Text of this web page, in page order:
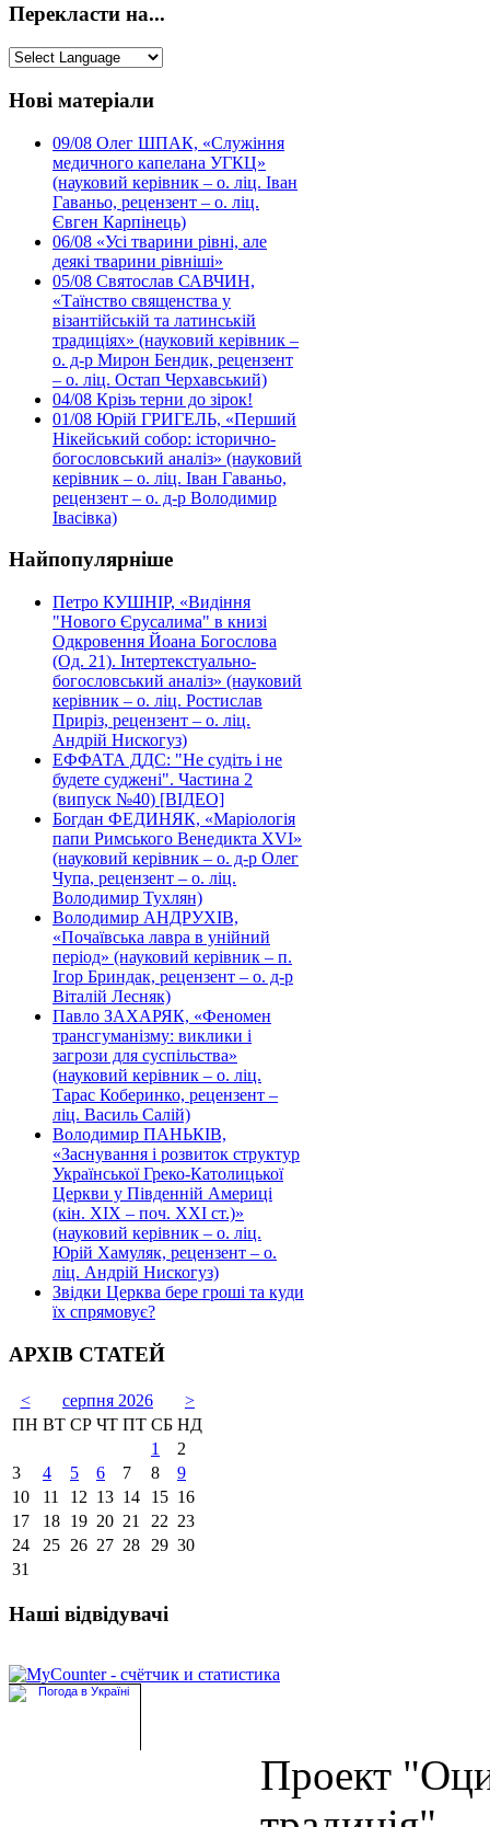
Перекласти на...
Нові матеріали
09/08 Олег ШПАК, «Служіння
медичного капелана УГКЦ»
(науковий керівник – о. ліц. Іван
Гаваньо, рецензент – о. ліц.
Євген Карпінець)
06/08 «Усі тварини рівні, але
деякі тварини рівніші»
05/08 Святослав САВЧИН,
«Таїнство священства у
візантійській та латинській
традиціях» (науковий керівник –
о. д-р Мирон Бендик, рецензент
– о. ліц. Остап Черхавський)
04/08 Крізь терни до зірок!
01/08 Юрій ГРИГЕЛЬ, «Перший
Нікейський собор: історично-
богословський аналіз» (науковий
керівник – о. ліц. Іван Гаваньо,
рецензент – о. д-р Володимир
Івасівка)
Найпопулярніше
Петро КУШНІР, «Видіння
"Нового Єрусалима" в книзі
Одкровення Йоана Богослова
(Од. 21). Інтертекстуально-
богословський аналіз» (науковий
керівник – о. ліц. Ростислав
Приріз, рецензент – о. ліц.
Андрій Нискогуз)
ЕФФАТА ДДС: "Не судіть і не
будете суджені". Частина 2
(випуск №40) [ВІДЕО]
Богдан ФЕДИНЯК, «Маріологія
папи Римського Венедикта XVI»
(науковий керівник – о. д-р Олег
Чупа, рецензент – о. ліц.
Володимир Тухлян)
Володимир АНДРУХІВ,
«Почаївська лавра в унійний
період» (науковий керівник – п.
Ігор Бриндак, рецензент – о. д-р
Віталій Лесняк)
Павло ЗАХАРЯК, «Феномен
трансгуманізму: виклики і
загрози для суспільства»
(науковий керівник – о. ліц.
Тарас Коберинко, рецензент –
ліц. Василь Салій)
Володимир ПАНЬКІВ,
«Заснування і розвиток структур
Української Греко-Католицької
Церкви у Південній Америці
(кін. ХІХ – поч. ХХІ ст.)»
(науковий керівник – о. ліц.
Юрій Хамуляк, рецензент – о.
ліц. Андрій Нискогуз)
Звідки Церква бере гроші та куди
їх спрямовує?
АРХІВ СТАТЕЙ
< серпня 2026
>
ПН ВТ СР ЧТ ПТ СБ НД
1
2
3
4 5 6 7 8
9
10
11 12 13 14 15 16
17
18 19 20 21 22 23
24
25 26 27 28 29 30
31
Наші відвідувачі
Проект